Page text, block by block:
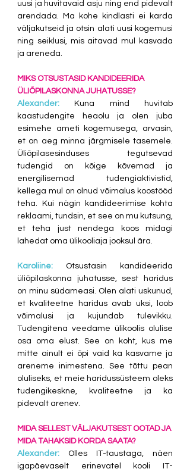
uusi ja huvitavaid asju ning end pidevalt
arendada. Ma kohe kindlasti ei karda
väljakutseid ja otsin alati uusi kogemusi
ning seiklusi, mis aitavad mul kasvada
ja areneda.
MIKS OTSUSTASID KANDIDEERIDA
ÜLIÕPILASKONNA JUHATUSSE?
Alexander:
Kuna mind huvitab
kaastudengite heaolu ja olen juba
esimehe ameti kogemusega, arvasin,
et on aeg minna järgmisele tasemele.
Üliõpilasesinduses tegutsevad
tudengid on kõige kõvemad ja
energilisemad tudengiaktivistid,
kellega mul on olnud võimalus koostööd
teha. Kui nägin kandideerimise kohta
reklaami, tundsin, et see on mu kutsung,
et teha just nendega koos midagi
lahedat oma ülikooliaja jooksul ära.
Karoliine: Otsustasin kandideerida
üliõpilaskonna juhatusse, sest haridus
on minu südameasi. Olen alati uskunud,
et kvaliteetne haridus avab uksi, loob
võimalusi ja kujundab tulevikku.
Tudengitena veedame ülikoolis olulise
osa oma elust. See on koht, kus me
mitte ainult ei õpi vaid ka kasvame ja
areneme inimestena. See tõttu pean
oluliseks, et meie haridussüsteem oleks
tudengikeskne, kvaliteetne ja ka
pidevalt arenev.
MIDA SELLEST VÄLJAKUTSEST OOTAD JA
MIDA TAHAKSID KORDA SAATA?
Alexander:
Olles IT-taustaga, näen
igapäevaselt erinevatel kooli IT-